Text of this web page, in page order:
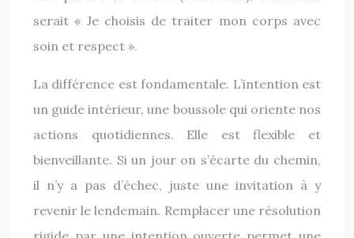
serait « Je choisis de traiter mon corps avec
soin et respect ».
La différence est fondamentale. L’intention est
un guide intérieur, une boussole qui oriente nos
actions quotidiennes. Elle est flexible et
bienveillante. Si un jour on s’écarte du chemin,
il n’y a pas d’échec, juste une invitation à y
revenir le lendemain. Remplacer une résolution